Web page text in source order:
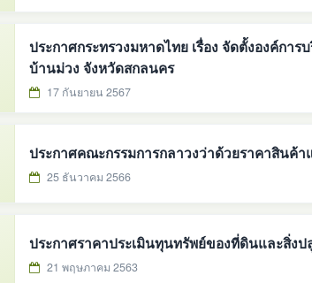
ประกาศกระทรวงมหาดไทย เรื่อง จัดตั้งองค์การบริ
บ้านม่วง จังหวัดสกลนคร
17 กันยายน 2567
ประกาศคณะกรรมการกลาวงว่าด้วยราคาสิน
25 ธันวาคม 2566
ประกาศราคาประเมินทุนทรัพย์ของที่ดินและสิ่งป
21 พฤษภาคม 2563